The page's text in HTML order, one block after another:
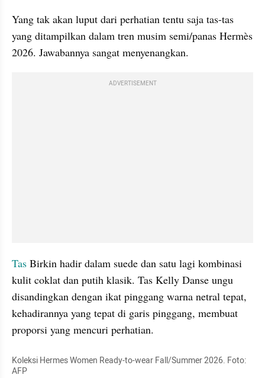
Yang tak akan luput dari perhatian tentu saja tas-tas
yang ditampilkan dalam tren musim semi/panas Hermès
2026. Jawabannya sangat menyenangkan.
ADVERTISEMENT
Tas Birkin hadir dalam suede dan satu lagi kombinasi
kulit coklat dan putih klasik. Tas Kelly Danse ungu
disandingkan dengan ikat pinggang warna netral tepat,
kehadirannya yang tepat di garis pinggang, membuat
proporsi yang mencuri perhatian.
Koleksi Hermes Women Ready-to-wear Fall/Summer 2026. Foto:
AFP